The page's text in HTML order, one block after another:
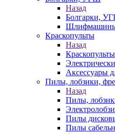
Назад
Болгарки,
Краскопульты
Назад
Краскопульты
Аксессуары
Пилы, лобзики,
Назад
Пилы,
Пилы
Пилы